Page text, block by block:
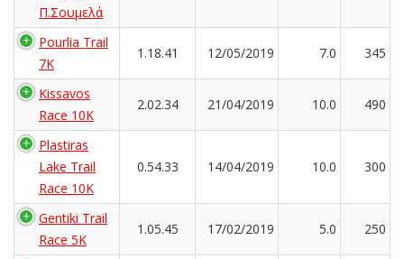
Π.Σουμελά
Pourlia Trail
7Κ
1.18.41 12/05/2019 7.0 345
Kissavos
Race 10K
2.02.34 21/04/2019 10.0 490
Plastiras
Lake Trail
Race 10K
0.54.33 14/04/2019 10.0 300
Gentiki Trail
Race 5K
1.05.45 17/02/2019 5.0 250